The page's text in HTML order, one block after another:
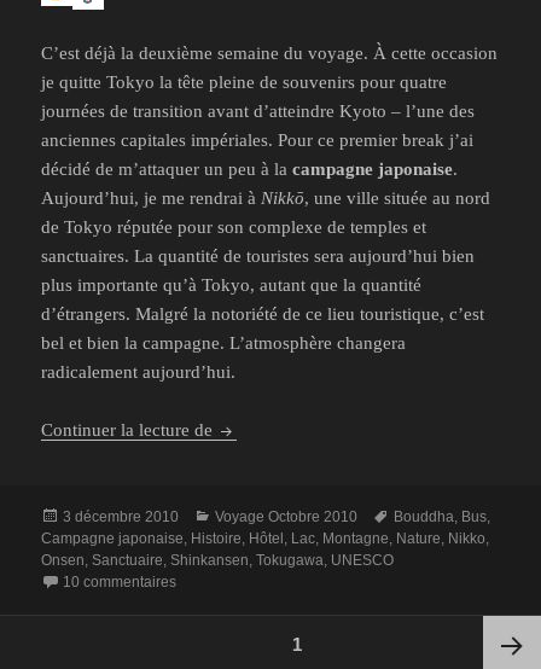
C’est déjà la deuxième semaine du voyage. À cette occasion
je quitte Tokyo la tête pleine de souvenirs pour quatre
journées de transition avant d’atteindre Kyoto – l’une des
anciennes capitales impériales. Pour ce premier break j’ai
décidé de m’attaquer un peu à lacampagne japonaise.
Aujourd’hui, je me rendrai à Nikkō, une ville située au nord
de Tokyo réputée pour son complexe de temples et
sanctuaires. La quantité de touristes sera aujourd’hui bien
plus importante qu’à Tokyo, autant que la quantité
d’étrangers. Malgré la notoriété de ce lieu touristique, c’est
bel et bien la campagne. L’atmosphère changera
radicalement aujourd’hui.
Continuer la lecture de 11 octobre : Vers la campagne japonaise
Publié
le
3 décembre 2010 Catégories
Voyage Octobre 2010
Mots-
clés
Bouddha, Bus,
Campagne japonaise, Histoire, Hôtel , Lac, Montagne, Nature, Nikko,
Onsen, Sanctuaire, Shinkansen,Tokugawa, UNESCO
10 commentairessur 11 octobre : Vers la campagne japonaise
1